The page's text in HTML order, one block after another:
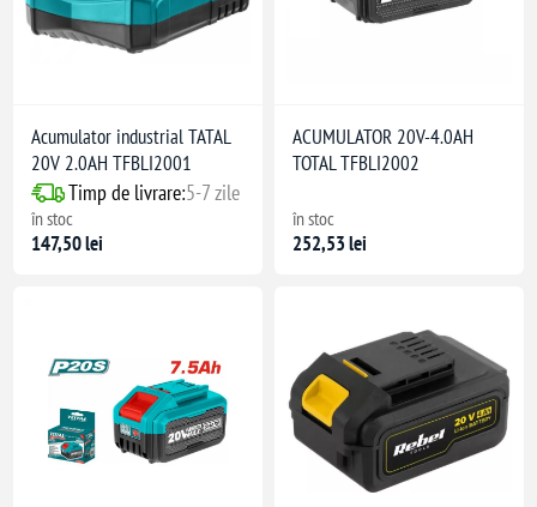
Acumulator industrial TATAL
20V 2.0AH TFBLI2001
Timp de livrare:5-7 zile
în stoc
147,50 lei
ACUMULATOR 20V-4.0AH
TOTAL TFBLI2002
în stoc
252,53 lei